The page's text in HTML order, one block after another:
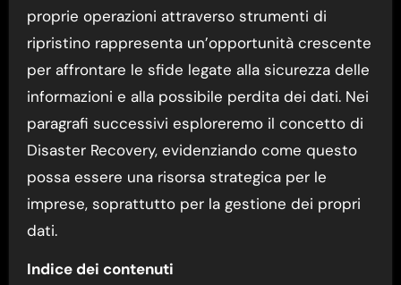
proprie operazioni attraverso strumenti di
ripristino rappresenta un’opportunità crescente
per affrontare le sfide legate alla sicurezza delle
informazioni e alla possibile perdita dei dati. Nei
paragrafi successivi esploreremo il concetto di
Disaster Recovery, evidenziando come questo
possa essere una risorsa strategica per le
imprese, soprattutto per la gestione dei propri
dati.
Indice dei contenuti